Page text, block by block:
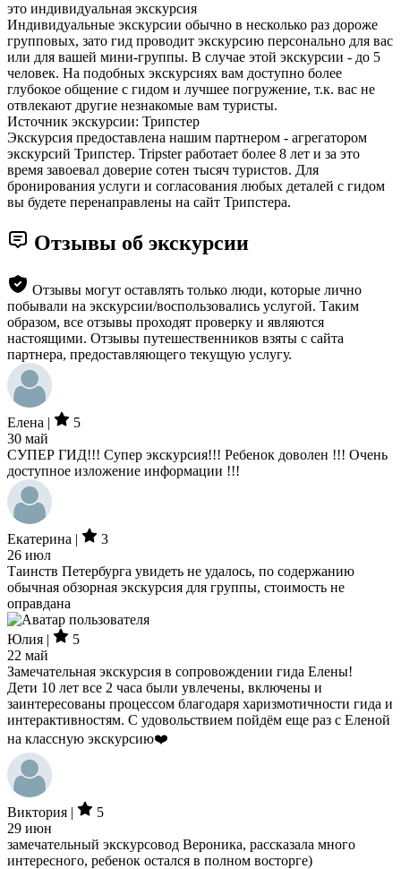
это индивидуальная экскурсия
Индивидуальные экскурсии обычно в несколько раз дороже
групповых, зато гид проводит экскурсию персонально для вас
или для вашей мини-группы. В случае этой экскурсии - до 5
человек. На подобных экскурсиях вам доступно более
глубокое общение с гидом и лучшее погружение, т.к. вас не
отвлекают другие незнакомые вам туристы.
Источник экскурсии: Трипстер
Экскурсия предоставлена нашим партнером - агрегатором
экскурсий Трипстер. Tripster работает более 8 лет и за это
время завоевал доверие сотен тысяч туристов. Для
бронирования услуги и согласования любых деталей с гидом
вы будете перенаправлены на сайт Трипстера.
Отзывы об экскурсии
Отзывы могут оставлять только люди, которые лично
побывали на экскурсии/воспользовались услугой. Таким
образом, все отзывы проходят проверку и являются
настоящими. Отзывы путешественников взяты с сайта
партнера, предоставляющего текущую услугу.
Елена |
5
30 май
СУПЕР ГИД!!! Супер экскурсия!!! Ребенок доволен !!! Очень
доступное изложение информации !!!
Екатерина |
3
26 июл
Таинств Петербурга увидеть не удалось, по содержанию
обычная обзорная экскурсия для группы, стоимость не
оправдана
Юлия |
5
22 май
Замечательная экскурсия в сопровождении гида Елены!
Дети 10 лет все 2 часа были увлечены, включены и
заинтересованы процессом благодаря харизмотичности гида и
интерактивностям. С удовольствием пойдём еще раз с Еленой
на классную экскурсию❤️
Виктория |
5
29 июн
замечательный экскурсовод Вероника, рассказала много
интересного, ребенок остался в полном восторге)